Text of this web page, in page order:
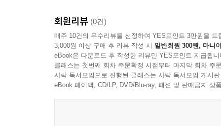
회원리뷰 (0건)
매주 10건의 우수리뷰를 선정하여 YES포인트 3만원을 드
3,000원 이상 구매 후 리뷰 작성 시 일반회원 300원, 마니
eBook은 다운로드 후 작성한 리뷰만 YES포인트 지급됩니
클래스는 첫번째 회차 주문확정 시점부터 마지막 회차 주
사락 독서모임으로 진행된 클래스는 사락 독서모임 게시
eBook 페이백, CD/LP, DVD/Blu-ray, 패션 및 판매금지 상